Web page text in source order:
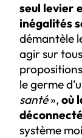
seul levier
inégalités
démantèle
agir sur
le germe
santé», où
système